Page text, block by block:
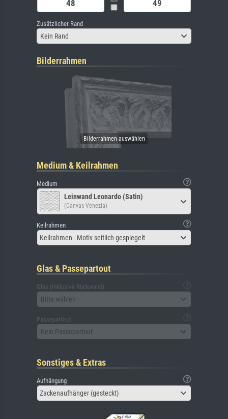
Zusätzlicher Rand
Kein Rand
Bilderrahmen
Medium & Keilrahmen
Medium
Leinwand Leonardo (Satin)
(Canvas Venezia)
Keilrahmen
Keilrahmen - Motiv seitlich gespiegelt
Glas & Passepartout
Glas (inklusive Rückwand)
Bitte wählen
Passepartout
Kein Passepartout
Sonstiges & Extras
Aufhängung
Zackenaufhänger (gesteckt)